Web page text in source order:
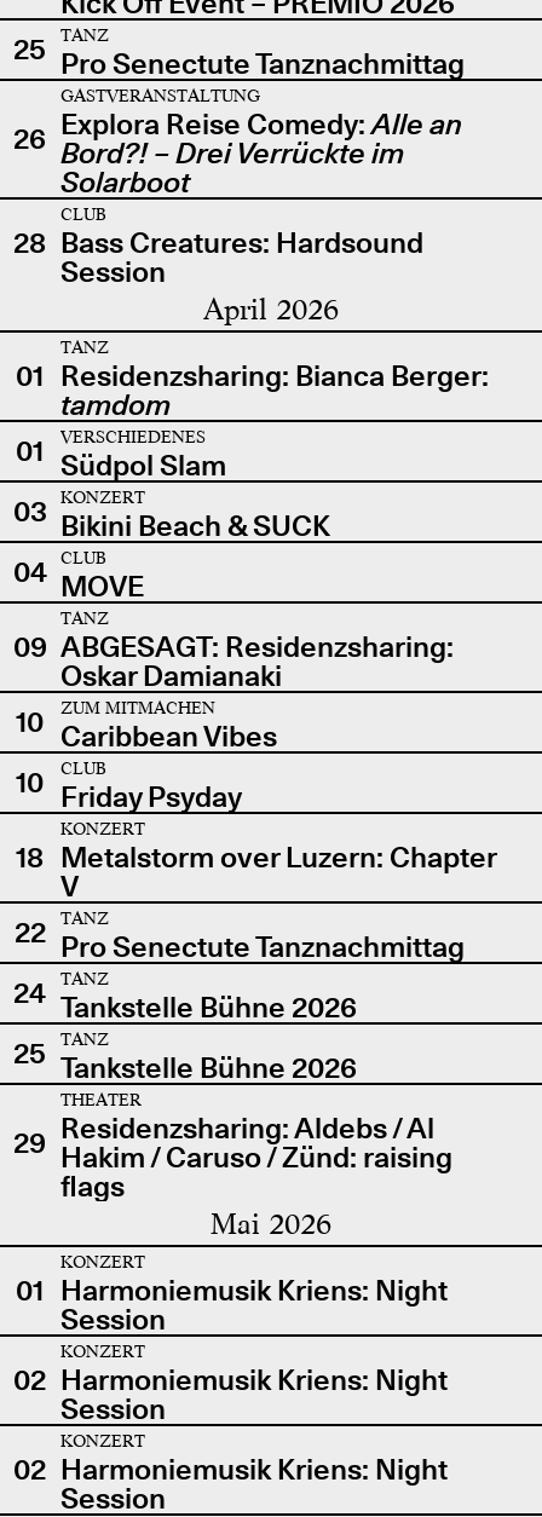
25
TANZ
Pro Senectute Tanznachmittag
26
GASTVERANSTALTUNG
Explora Reise Comedy:Alle an
Bord?! – Drei Verrückte im
Solarboot
28
CLUB
Bass Creatures: Hardsound
Session
April 2026
01
TANZ
Residenzsharing: Bianca Berger:
tamdom
01
VERSCHIEDENES
Südpol Slam
03
KONZERT
Bikini Beach & SUCK
04
CLUB
MOVE
09
TANZ
ABGESAGT: Residenzsharing:
Oskar Damianaki
10
ZUM MITMACHEN
Caribbean Vibes
10
CLUB
Friday Psyday
18
KONZERT
Metalstorm over Luzern: Chapter
V
22
TANZ
Pro Senectute Tanznachmittag
24
TANZ
Tankstelle Bühne 2026
25
TANZ
Tankstelle Bühne 2026
29
THEATER
Residenzsharing: Aldebs / Al
Hakim / Caruso / Zünd: raising
flags
Mai 2026
01
KONZERT
Harmoniemusik Kriens: Night
Session
02
KONZERT
Harmoniemusik Kriens: Night
Session
02
KONZERT
Harmoniemusik Kriens: Night
Session